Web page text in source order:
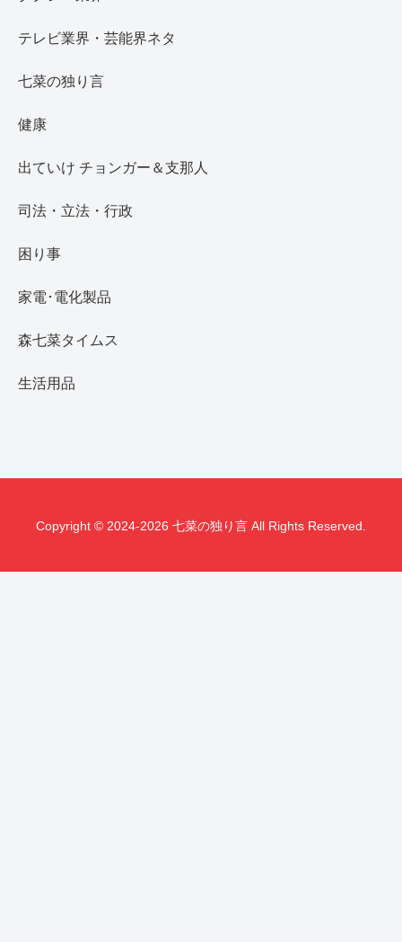
テレビ業界・芸能界ネタ
七菜の独り言
健康
出ていけ チョンガー＆支那人
司法・立法・行政
困り事
家電･電化製品
森七菜タイムス
生活用品
Copyright © 2024-2026 七菜の独り言 All Rights Reserved.